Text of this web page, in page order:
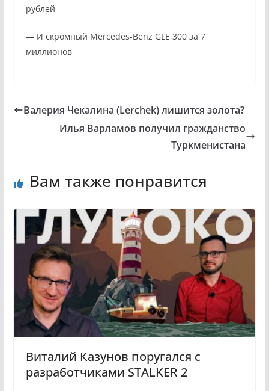
рублей
— И скромный Mercedes-Benz GLE 300 за 7
миллионов
Валерия Чекалина (Lerchek) лишится золота?
Илья Варламов получил гражданство
Туркменистана
Вам также понравится
Виталий Казунов поругался с
разработчиками STALKER 2